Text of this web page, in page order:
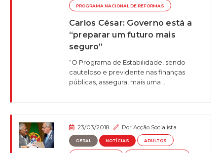
PROGRAMA NACIONAL DE REFORMAS
Carlos César: Governo está a
“preparar um futuro mais
seguro”
“O Programa de Estabilidade, sendo
cauteloso e previdente nas finanças
públicas, assegura, mais uma ...
23/03/2018 PorAcção Socialista
GERAL NOTÍCIAS ADULTOS